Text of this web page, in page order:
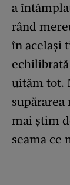
a
rând
în același
uităm tot.
mai știm
seama ce